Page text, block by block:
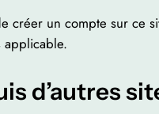
créer un compte sur
applicable.
d’autres